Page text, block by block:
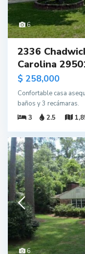
6
2336
Carolina
$ 258,000
Confortable casa
baños y 3 recámaras.
3
2.5
6